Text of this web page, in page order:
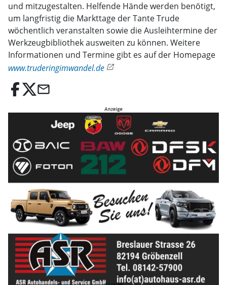
und mitzugestalten. Helfende Hände werden benötigt,
um langfristig die Markttage der Tante Trude
wöchentlich veranstalten sowie die Ausleihtermine der
Werkzeugbibliothek ausweiten zu können. Weitere
Informationen und Termine gibt es auf der Homepage
www.truderingimwandel.de
email